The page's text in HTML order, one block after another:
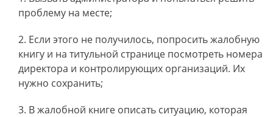
проблему на месте;
Если этого не получилось, попросить жалобную
книгу и на титульной странице посмотреть номера
директора и контролирующих организаций. Их
нужно сохранить;
В жалобной книге описать ситуацию, которая